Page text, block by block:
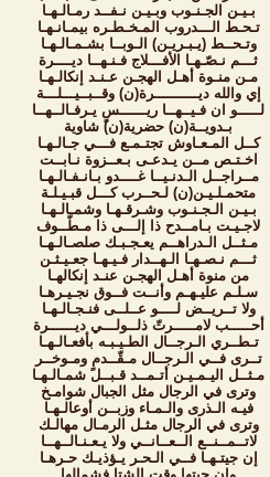
بـيـن الجـنـوب وبـيـن نـفــد رمـالـهـا
تـحـط الـــدروب المـخـطـره بيمـانـهـا
وتـحــط (يـبـريـن) الـوبــا بشـمـالـهـا
ثـــم نـصّـهـا الأفـــلاج فـنـهــا ديــــرة
مـن منـوة أهـل الهجـن عـنـد إنكالـهـا
إي والله ديــــــــــرة(ن) وقــبــيـــلـــة
لـــــو ان فـيــهــا ريــــــسٍ يـرفـالــهــا
بـدويــة(ن) حضرية(ن) شاوية
كــل المـعـاوش تجتـمـع فـــي جـالـهـا
اخـتـص مــن يـدعـى بـعــزوة نـابــت
مــراجــل الـدنـيــا غــــدو بـانـفـالـهـا
متحمـلـيـن(ن) لـحــرب كـــل قبـيـلـة
بـيـن الـجـنـوب وشـرقـهـا وشمـالـهـا
لاجـيـت بـامــدح ذا إلـــى ذا مـطّــوف
مـثــل الـدراهــم يعـجـبـك صلصـالـهـا
ثـــم نـصـهـا الـهــدار فـيـهـا جعـيـثـن
من منوة أهـل الهجـن عنـد إنكالهـا
سـلـم عليـهـم وأنــت فــوق نجـيـرهـا
ولا تــريــض لــــو عــلــى فنـجـالـهـا
أحـــــب لامـــــرتّ ذلــولـــي ديــــــرة
تـطــري الـرجــال الطـيـبـه بأفعـالـهـا
تــرى فــي الـرجــال مـقّــدمٍ ومـوخــر
مـثــل اليـمـيـن أتـمــد قـبــل شمـالـهـا
وترى في الرجال مثل الجبال شوامـخ
فيـه الـذرى والـمـاء وزبــن أوعالـهـا
وترى في الرجال مثـل الرمـال مهالـك
لاتــمــنــع الــعــانــي ولا يـعـنـالــهــا
إن جيتـهـا فــي الـحـر يـؤذيـك حـرهـا